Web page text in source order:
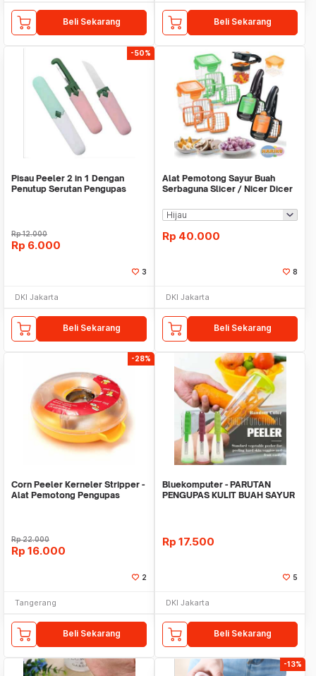
Beli Sekarang Beli Sekarang
-50%
Pisau Peeler 2 in 1 Dengan
Penutup Serutan Pengupas
Rp12.000
Rp 6.000
3
DKI Jakarta
Beli Sekarang
Alat Pemotong Sayur Buah
Serbaguna Slicer / Nicer Dicer
Rp 40.000
8
DKI Jakarta
Beli Sekarang
-28%
Corn Peeler Kerneler Stripper -
Alat Pemotong Pengupas
Rp22.000
Rp 16.000
2
Tangerang
Beli Sekarang
Bluekomputer - PARUTAN
PENGUPAS KULIT BUAH SAYUR
Rp 17.500
5
DKI Jakarta
Beli Sekarang
-13%